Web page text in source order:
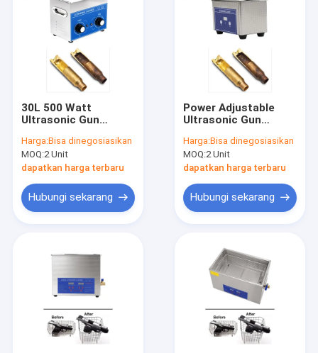
Pembersih Ultrasonik Medis
Pembersih Ultrasonik Laboratorium
Mesin Pembersih Ultrasonik
Pembersih Ultrasonik Digital
Pembersih Ultrasonik Mekanik
30L 500 Watt
Ultrasonic Gun
Pemanasan Mekanik
Harga:Bisa dinegosiasikan
MOQ:2 Unit
dapatkan harga terbaru
Hubungi sekarang
Power Adjustable
Ultrasonic Gun
Ultrasonic Power
Untuk Pistol
Harga:Bisa dinegosiasikan
MOQ:2 Unit
dapatkan harga terbaru
Hubungi sekarang